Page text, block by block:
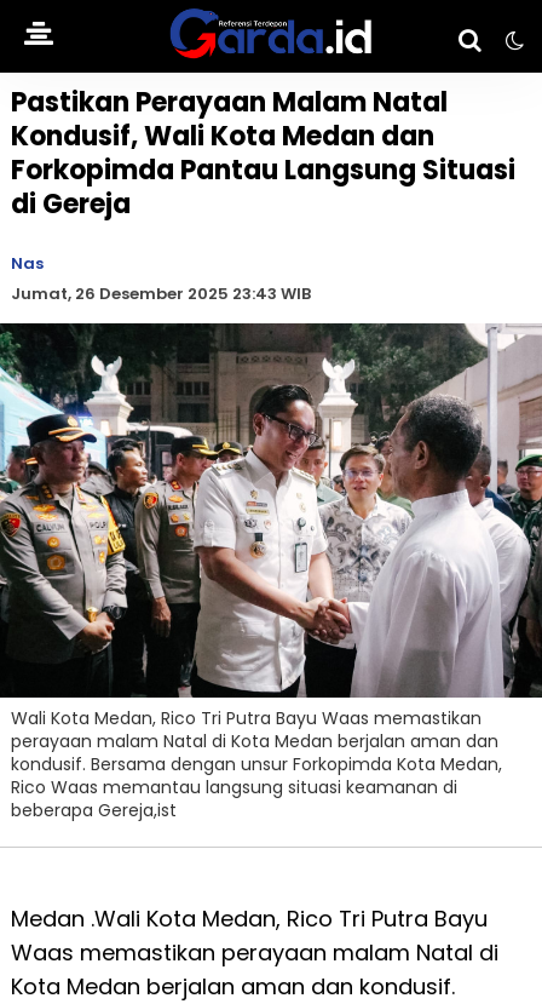
Pastikan Perayaan Malam Natal
Kondusif, Wali Kota Medan dan
Forkopimda Pantau Langsung Situasi
di Gereja
Nas
Jumat, 26 Desember 2025 23:43 WIB
Wali Kota Medan, Rico Tri Putra Bayu Waas memastikan
perayaan malam Natal di Kota Medan berjalan aman dan
kondusif. Bersama dengan unsur Forkopimda Kota Medan,
Rico Waas memantau langsung situasi keamanan di
beberapa Gereja,ist
Medan .Wali Kota Medan, Rico Tri Putra Bayu
Waas memastikan perayaan malam Natal di
Kota Medan berjalan aman dan kondusif.